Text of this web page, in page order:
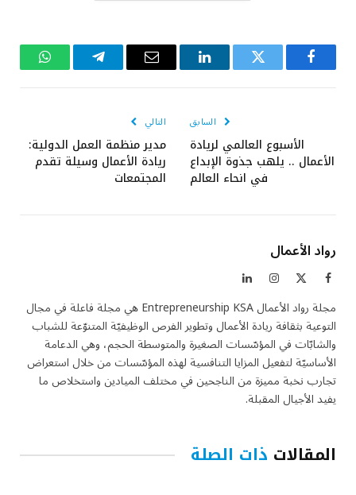
فيسبوك تويتر لينكدإن
البريد
تيلقرام واتساب
السابق
الأسبوع العالمي لريادة
الأعمال .. يلهب جذوة الإبداع
في انحاء العالم
التالي
مدير منظمة العمل الدولية:
ريادة الأعمال وسيلة تقدم
المجتمعات
رواد الأعمال
فيسبوك الانستغراملينكدإن
مجلة رواد الأعمال Entrepreneurship KSA هي مجلة فاعلة في مجال
التوعية بثقافة ريادة الأعمال وتطوير الفرص الوظيفيّة المتنوّعة للشباب
والشابّات في المؤسّسات الصغيرة والمتوسطة الحجم، وهي الدعامة
الأساسيّة لتفعيل المزايا التنافسية لهذه المؤسّسات من خلال استعراض
تجارب نخبة مميزة من الناجحين في مختلف الميادين واستخلاص ما
يفيد الأجيال المقبلة.
المقالات ذات الصلة